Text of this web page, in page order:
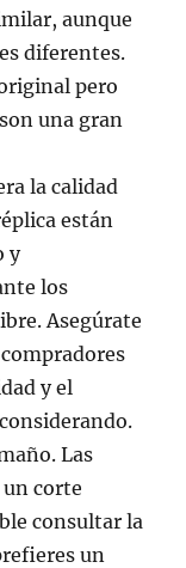
aunque
diferentes.
pero
una gran
la calidad
están
y
los
Asegúrate
y el
Las
corte
consultar la
un